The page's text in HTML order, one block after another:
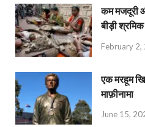
कम मजदूरी
बीड़ी श्रमिक
February 2,
एक मरहूम
माफ़ीनामा
June 15,